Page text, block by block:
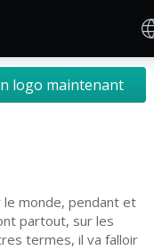
logo maintenant
monde, pendant et
partout, sur les
termes, il va falloir